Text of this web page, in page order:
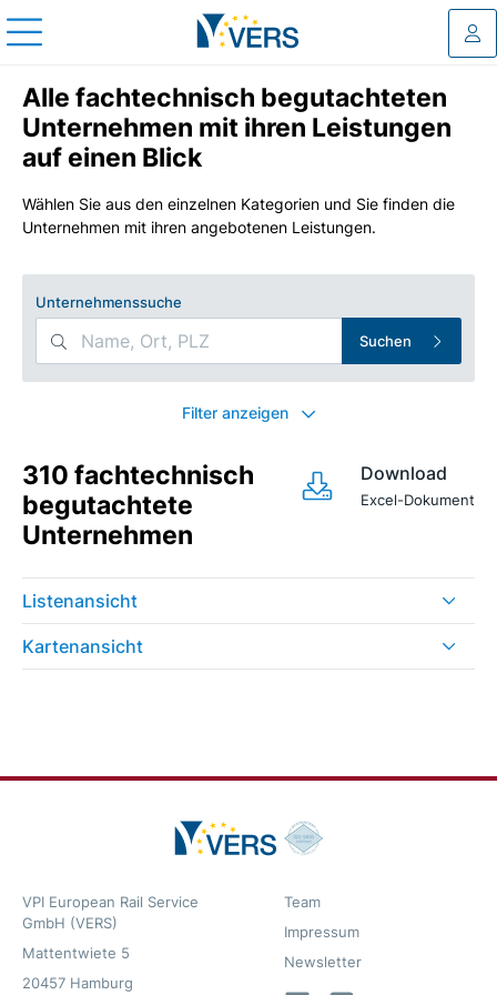
Alle fachtechnisch begutachteten
Unternehmen mit ihren Leistungen
auf einen Blick
Wählen Sie aus den einzelnen Kategorien und Sie finden die
Unternehmen mit ihren angebotenen Leistungen.
Unternehmenssuche
Suchen
Filter anzeigen
310 fachtechnisch
begutachtete
Unternehmen
Download
Excel-Dokument
Listenansicht
Kartenansicht
VPI European Rail Service
GmbH (VERS)
Mattentwiete 5
20457 Hamburg
Team
Impressum
Newsletter